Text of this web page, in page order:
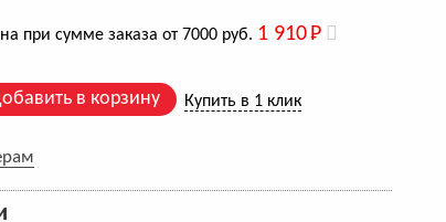
при сумме заказа от 7000 руб. 1 910Р
в корзину Купить в 1 клик